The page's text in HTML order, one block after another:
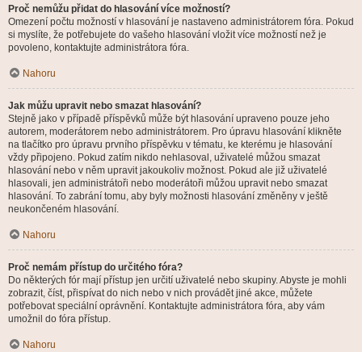
Proč nemůžu přidat do hlasování více možností?
Omezení počtu možností v hlasování je nastaveno administrátorem fóra. Pokud
si myslíte, že potřebujete do vašeho hlasování vložit více možností než je
povoleno, kontaktujte administrátora fóra.
Nahoru
Jak můžu upravit nebo smazat hlasování?
Stejně jako v případě příspěvků může být hlasování upraveno pouze jeho
autorem, moderátorem nebo administrátorem. Pro úpravu hlasování klikněte
na tlačítko pro úpravu prvního příspěvku v tématu, ke kterému je hlasování
vždy připojeno. Pokud zatím nikdo nehlasoval, uživatelé můžou smazat
hlasování nebo v něm upravit jakoukoliv možnost. Pokud ale již uživatelé
hlasovali, jen administrátoři nebo moderátoři můžou upravit nebo smazat
hlasování. To zabrání tomu, aby byly možnosti hlasování změněny v ještě
neukončeném hlasování.
Nahoru
Proč nemám přístup do určitého fóra?
Do některých fór mají přístup jen určití uživatelé nebo skupiny. Abyste je mohli
zobrazit, číst, přispívat do nich nebo v nich provádět jiné akce, můžete
potřebovat speciální oprávnění. Kontaktujte administrátora fóra, aby vám
umožnil do fóra přístup.
Nahoru